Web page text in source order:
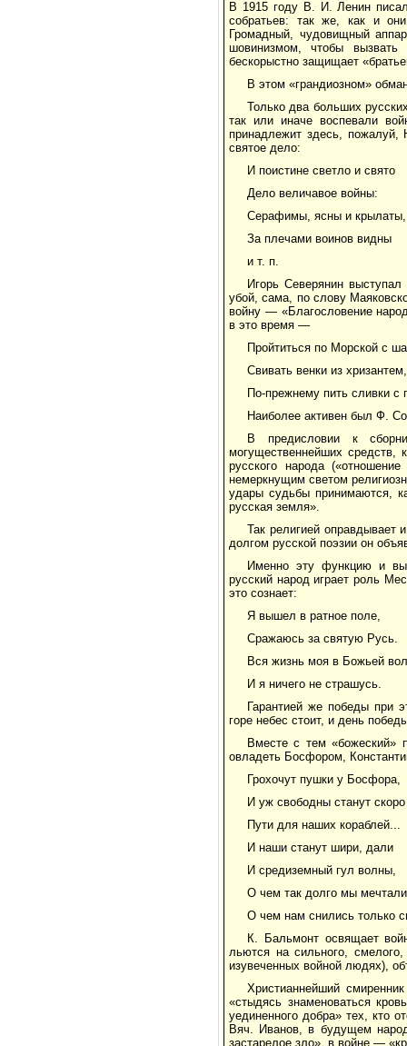
В 1915 году В. И. Ленин
собратьев: так же, как и
Громадный, чудовищный
шовинизмом, чтобы вызвать
бескорыстно защищает
В этом «грандиозном»
Только два больших
так или иначе воспевали
принадлежит здесь,
святое дело:
И поистине светло и свято
Дело величавое войны:
Серафимы, ясны и крылаты,
За плечами воинов видны
и т. п.
Игорь Северянин
убой, сама, по слову
войну — «Благословение
в это время —
Пройтиться по Морской с
Свивать венки из хризантем,
По-прежнему пить сливки с
Наиболее активен был Ф.
В предисловии к
могущественнейших средств,
русского народа
немеркнущим светом
удары судьбы принимаются,
русская земля».
Так религией
долгом русской поэзии он
Именно эту функцию и
русский народ играет роль
это сознает:
Я вышел в ратное поле,
Сражаюсь за святую Русь.
Вся жизнь моя в Божьей
И я ничего не страшусь.
Гарантией же победы при
горе небес стоит, и день
Вместе с тем «божеский»
овладеть Босфором,
Грохочут пушки у Босфора,
И уж свободны станут скоро
Пути для наших кораблей...
И наши станут шири, дали
И средиземный гул волны,
О чем так долго мы
О чем нам снились только
К. Бальмонт освящает
льются на сильного,
изувеченных войной людях),
Христианнейший
«стыдясь знаменоваться
уединенного добра» тех, кто
Вяч. Иванов, в будущем
застарелое зло», в войне —